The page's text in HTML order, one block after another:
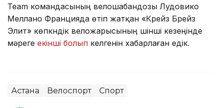
Team командасының велошабандозы Лудовико
Меллано Францияда өтіп жатқан «Крейз Брейз
Элит» көпкүндік веложарысының үшінші кезеңінде
мәреге екінші болып келгенін хабарлаған едік.
Астана Велоспорт Спорт